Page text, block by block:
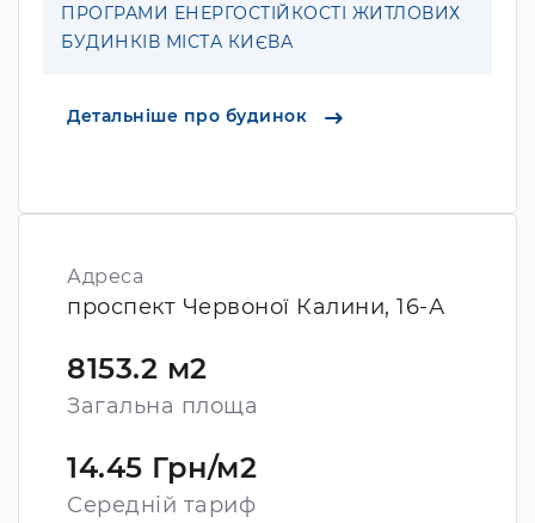
ПРОГРАМИ ЕНЕРГОСТІЙКОСТІ ЖИТЛОВИХ
БУДИНКІВ МІСТА КИЄВА
Детальніше про будинок
Адреса
проспект Червоної Калини, 16-А
8153.2 м2
Загальна площа
14.45 Грн/м2
Середній тариф